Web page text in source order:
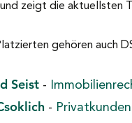
und zeigt die aktuellsten
gehören auch
Seist -
-